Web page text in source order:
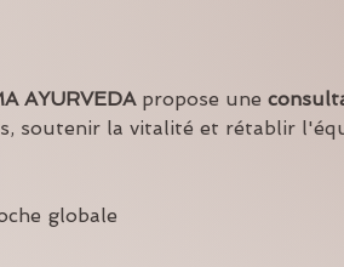
AYURVEDA propose une
soutenir la vitalité et rétablir
globale